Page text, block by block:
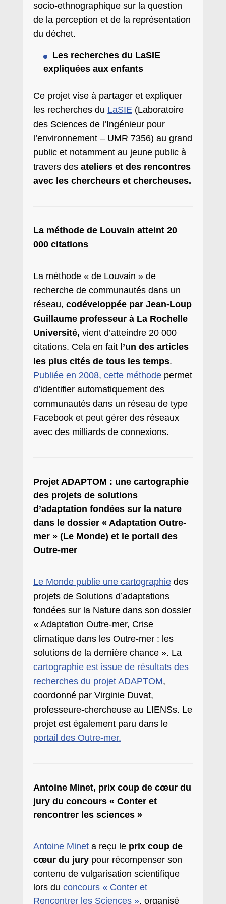
socio-ethnographique sur la question
de la perception et de la représentation
du déchet.
Les recherches du LaSIE
expliquées aux enfants
Ce projet vise à partager et expliquer
les recherches du LaSIE (Laboratoire
des Sciences de l’Ingénieur pour
l’environnement – UMR 7356) au grand
public et notamment au jeune public à
travers des ateliers et des rencontres
avec les chercheurs et chercheuses.
La méthode de Louvain atteint 20
000 citations
La méthode « de Louvain » de
recherche de communautés dans un
réseau, codéveloppée par Jean-Loup
Guillaume professeur à La Rochelle
Université, vient d’atteindre 20 000
citations. Cela en fait l’un des articles
les plus cités de tous les temps.
Publiée en 2008, cette méthode permet
d’identifier automatiquement des
communautés dans un réseau de type
Facebook et peut gérer des réseaux
avec des milliards de connexions.
Projet ADAPTOM : une cartographie
des projets de solutions
d’adaptation fondées sur la nature
dans le dossier « Adaptation Outre-
mer » (Le Monde) et le portail des
Outre-mer
Le Monde publie une cartographie des
projets de Solutions d’adaptations
fondées sur la Nature dans son dossier
« Adaptation Outre-mer, Crise
climatique dans les Outre-mer : les
solutions de la dernière chance ». La
cartographie est issue de résultats des
recherches du projet ADAPTOM,
coordonné par Virginie Duvat,
professeure-chercheuse au LIENSs. Le
projet est également paru dans le
portail des Outre-mer.
Antoine Minet, prix coup de cœur du
jury du concours « Conter et
rencontrer les sciences »
Antoine Minet a reçu le prix coup de
cœur du jury pour récompenser son
contenu de vulgarisation scientifique
lors du concours « Conter et
Rencontrer les Sciences », organisé